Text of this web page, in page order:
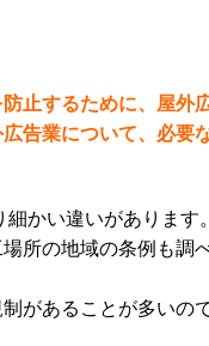
止するために、屋外
告業について、必要
かい違いがあります。
所の地域の条例も調
があることが多いので